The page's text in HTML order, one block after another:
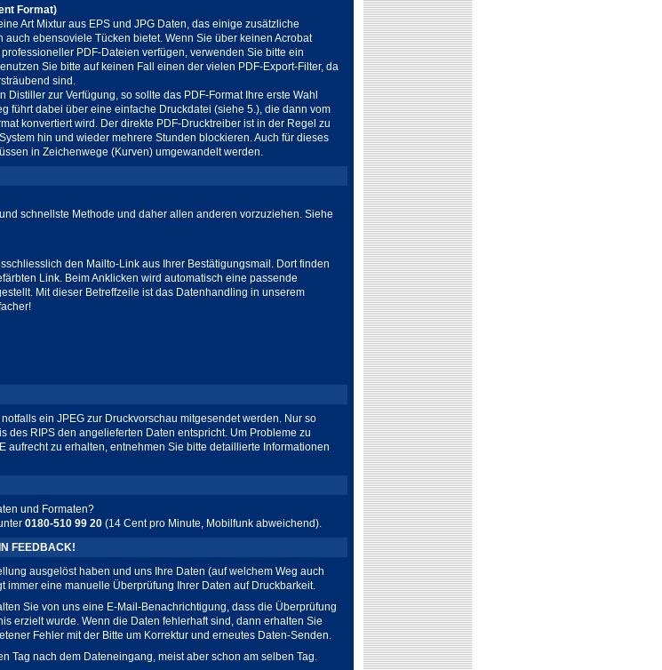
Format)
Art Mixtur aus EPS und JPG Daten, das einige zusätzliche
auch ebensoviele Tücken bietet. Wenn Sie über keinen Acrobat
PDF-Dateien verfügen, verwenden Sie bitte ein
Sie bitte auf keinen Fall einen der vielen PDF-Export-Filter, da
sind.
Distiller zur Verfügung, so sollte das PDF-Format Ihre erste Wahl
führt dabei über eine einfache Druckdatei (siehe 5.), die dann vom
konvertiert wird. Der direkte PDF-Drucktreiber ist in der Regel zu
hin und wieder mehrere Stunden blockieren. Auch für dieses
in Zeichenwege (Kurven) umgewandelt werden.
schnellste Methode und daher allen anderen vorzuziehen. Siehe
den Mailto-Link aus Ihrer Bestätigungsmail. Dort finden
Link. Beim Anklicken wird automatisch eine passende
Mit dieser Betreffzeile ist das Datenhandling in unserem
ein JPEG zur Druckvorschau mitgesendet werden. Nur so
des RIPS den angelieferten Daten entspricht. Um Probleme zu
aufrecht zu erhalten, entnehmen Sie bitte detaillierte Informationen
und Formaten?
0180-510 99 20 (14 Cent pro Minute, Mobilfunk abweichend).
FEEDBACK!
ausgelöst haben und uns Ihre Daten (auf welchem Weg auch
immer eine manuelle Überprüfung Ihrer Daten auf Druckbarkeit.
Sie von uns eine E-Mail-Benachrichtigung, dass die Überprüfung
erzielt wurde. Wenn die Daten fehlerhaft sind, dann erhalten Sie
Fehler mit der Bitte um Korrektur und erneutes Daten-Senden.
Tag nach dem Dateneingang, meist aber schon am selben Tag.